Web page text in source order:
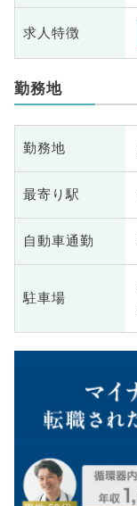
求人特徴
勤務地
勤務地
最寄り駅
自動車通勤
駐車場